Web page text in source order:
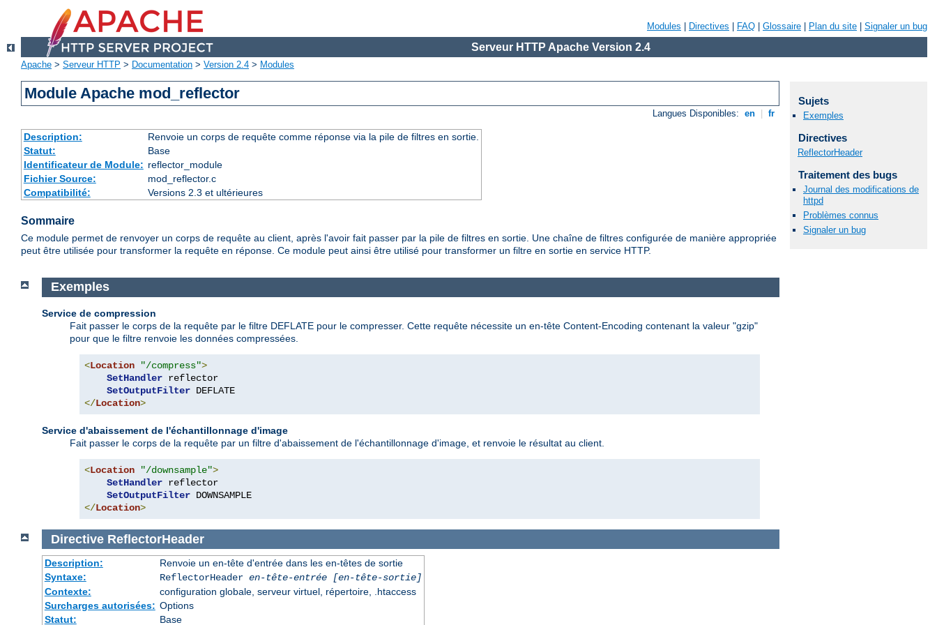
Modules Directives FAQ Glossaire Plan du site Signaler un bug
Serveur HTTP Apache Version 2.4
Apache > Serveur HTTP > Documentation > Version 2.4 > Modules
Module Apache mod_reflector
Langues Disponibles: en fr
Description:
Renvoie un corps de requête comme réponse via la pile de filtres en sortie.
Statut:
Base
Identificateur de Module: reflector_module
Fichier Source:
mod_reflector.c
Compatibilité:
Versions 2.3 et ultérieures
Sommaire
Ce module permet de renvoyer un corps de requête au client, après l'avoir fait passer par la pile de filtres en sortie. Une chaîne de filtres configurée de manière appropriée
peut être utilisée pour transformer la requête en réponse. Ce module peut ainsi être utilisé pour transformer un filtre en sortie en service HTTP.
Exemples
Service de compression
Fait passer le corps de la requête par le filtre DEFLATE pour le compresser. Cette requête nécessite un en-tête Content-Encoding contenant la valeur "gzip"
pour que le filtre renvoie les données compressées.
<Location "/compress">
SetHandler reflector
SetOutputFilter
</Location>
Service d'abaissement de l'échantillonnage d'image
Fait passer le corps de la requête par un filtre d'abaissement de l'échantillonnage d'image, et renvoie le résultat au client.
<Location "/downsample">
SetHandler reflector
SetOutputFilter
</Location>
Directive ReflectorHeader
Description:
Renvoie un en-tête d'entrée dans les en-têtes de sortie
Syntaxe:
ReflectorHeader en-tête-entrée
[en-tête-sortie]
Contexte:
configuration globale, serveur virtuel, répertoire, .htaccess
Surcharges autorisées: Options
Statut:
Base
Sujets
Exemples
Directives
ReflectorHeader
Traitement des bugs
Journal des modifications de
httpd
Problèmes connus
Signaler un bug